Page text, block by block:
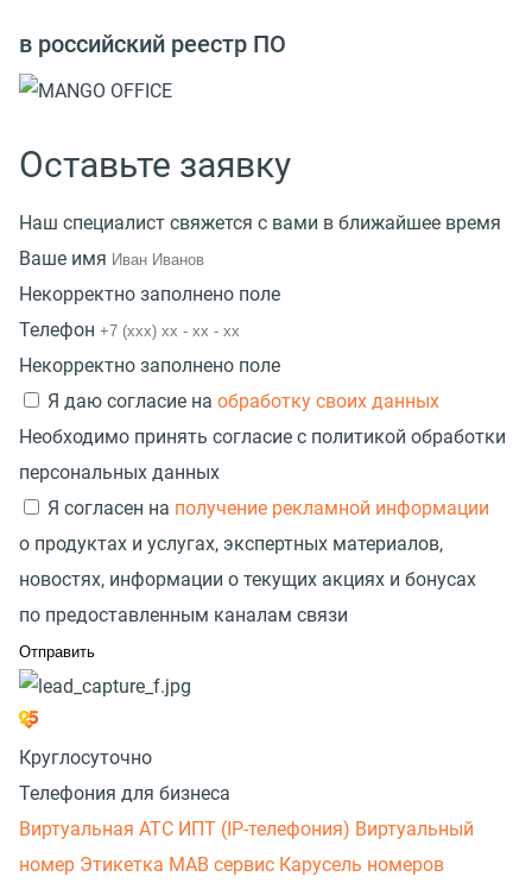
в российский реестр ПО
Оставьте заявку
Наш специалист свяжется с вами в ближайшее время
Ваше имя
Некорректно заполнено поле
Телефон
Некорректно заполнено поле
Я даю согласие на обработку своих данных
Необходимо принять согласие с политикой обработки
персональных данных
Я согласен на получение рекламной информации
о продуктах и услугах, экспертных материалов,
новостях, информации о текущих акциях и бонусах
по предоставленным каналам связи
Круглосуточно
Телефония для бизнеса
Виртуальная АТС ИПТ (IP-телефония) Виртуальный
номер Этикетка МАВ сервис Карусель номеров